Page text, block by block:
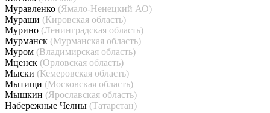
Муравленко (Ямало-Ненецкий АО)
Мураши (Кировская область)
Мурино (Ленинградская область)
Мурманск (Мурманская область)
Муром (Владимирская область)
Мценск (Орловская область)
Мыски (Кемеровская область)
Мытищи (Московская область)
Мышкин (Ярославская область)
Набережные Челны (Татарстан)